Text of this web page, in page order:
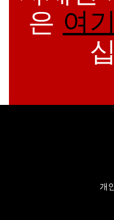
은 여
개